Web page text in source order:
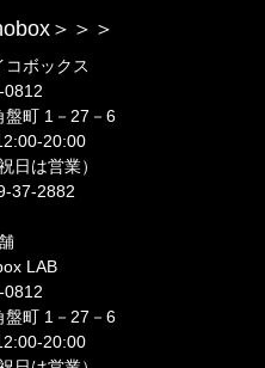
＞＞＞
ボックス
0812
盤町 1－27－6
20:00
日は営業）
37-2882
LAB
0812
盤町 1－27－6
20:00